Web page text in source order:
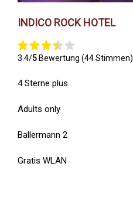
INDICO ROCK HOTEL
3.4/5 Bewertung (44 Stimmen)
4 Sterne plus
Adults only
Ballermann 2
Gratis WLAN